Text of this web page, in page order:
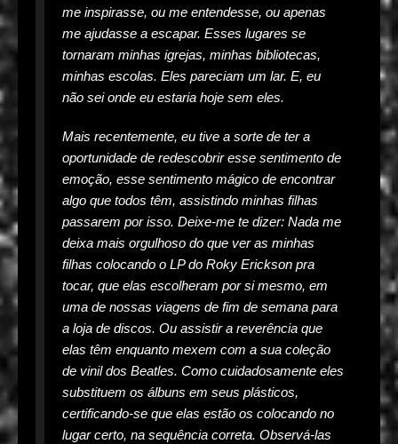
me inspirasse, ou me entendesse, ou apenas
me ajudasse a escapar. Esses lugares se
tornaram minhas igrejas, minhas bibliotecas,
minhas escolas. Eles pareciam um lar. E, eu
não sei onde eu estaria hoje sem eles.
Mais recentemente, eu tive a sorte de ter a
oportunidade de redescobrir esse sentimento de
emoção, esse sentimento mágico de encontrar
algo que todos têm, assistindo minhas filhas
passarem por isso. Deixe-me te dizer: Nada me
deixa mais orgulhoso do que ver as minhas
filhas colocando o LP do Roky Erickson pra
tocar, que elas escolheram por si mesmo, em
uma de nossas viagens de fim de semana para
a loja de discos. Ou assistir a reverência que
elas têm enquanto mexem com a sua coleção
de vinil dos Beatles. Como cuidadosamente eles
substituem os álbuns em seus plásticos,
certificando-se que elas estão os colocando no
lugar certo, na sequência correta. Observá-las